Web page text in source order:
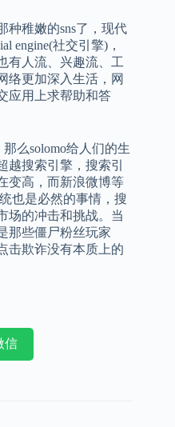
种稚嫩的sns了，现代
engine(社交引擎)，
有人流、兴趣流、工
络更加深入生活，网
应用上求帮助和答
么solomo给人们的生
越搜索引擎，搜索引
变高，而新浪微博等
也是必然的事情，搜
场的冲击和挑战。当
那些僵尸粉丝玩家
击欺诈没有本质上的
信